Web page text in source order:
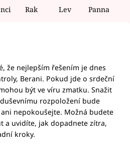
Rak Lev Panna
že nejlepším řešením je dnes
Berani. Pokud jde o srdeční
být ve víru zmatku. Snažit
rozpoložení bude
nepokoušejte. Možná budete
a uvidíte, jak dopadnete zítra,
kroky.